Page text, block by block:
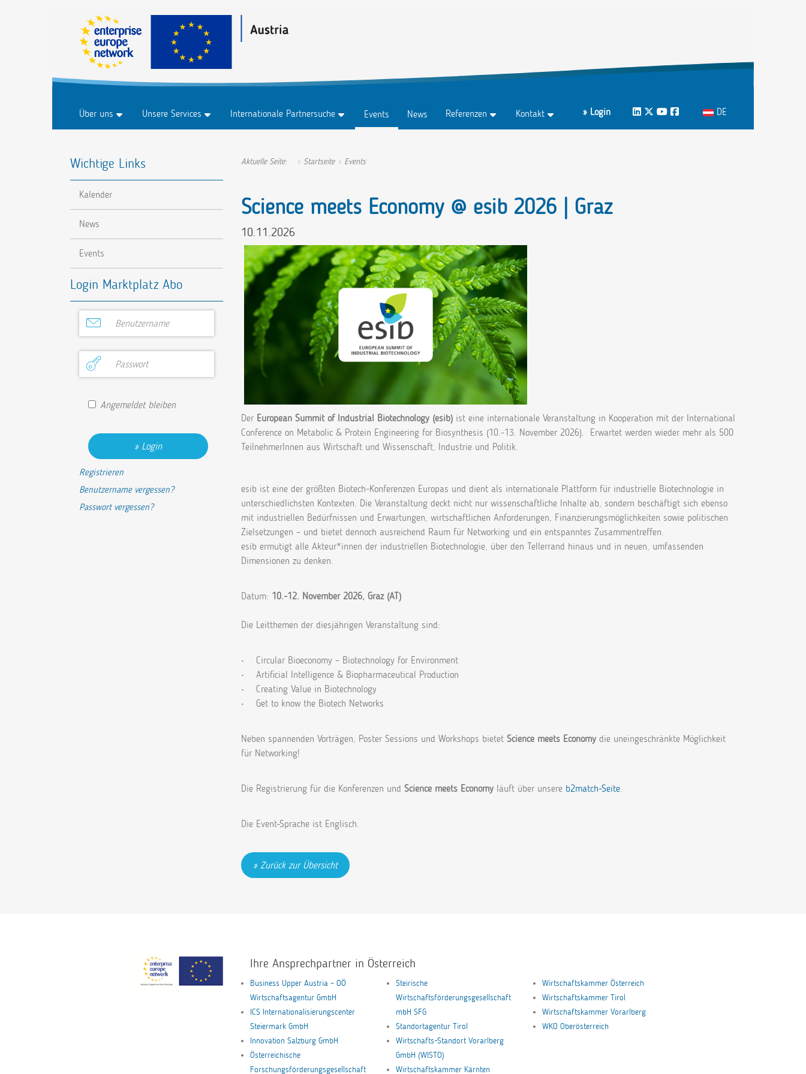
Über uns
FAQ
Unsere Services
Innovation & Technologie
Forschung & Entwicklung
Internationale Partnersuche
Marktplatz Abo
Events News Referenzen Kontakt LinkedIn
Twitter
Youtube
Facebook
» Login
Sprache auswählen
DE
Aktuelle Seite: Startseite Events
Science meets Economy @ esib 2026 | Graz
10.11.2026
Der European Summit of Industrial Biotechnology (esib) ist eine internationale Veranstaltung in Kooperation mit der International
Conference on Metabolic & Protein Engineering for Biosynthesis (10.-13. November 2026). Erwartet werden wieder mehr als 500
TeilnehmerInnen aus Wirtschaft und Wissenschaft, Industrie und Politik.
esib ist eine der größten Biotech‑Konferenzen Europas und dient als internationale Plattform für industrielle Biotechnologie in
unterschiedlichsten Kontexten. Die Veranstaltung deckt nicht nur wissenschaftliche Inhalte ab, sondern beschäftigt sich ebenso
mit industriellen Bedürfnissen und Erwartungen, wirtschaftlichen Anforderungen, Finanzierungsmöglichkeiten sowie politischen
Zielsetzungen – und bietet dennoch ausreichend Raum für Networking und ein entspanntes Zusammentreffen.
esib ermutigt alle Akteur*innen der industriellen Biotechnologie, über den Tellerrand hinaus und in neuen, umfassenden
Dimensionen zu denken.
Datum: 10.-12. November 2026, Graz (AT)
Die Leitthemen der diesjährigen Veranstaltung sind:
• Circular Bioeconomy – Biotechnology for Environment
• Artificial Intelligence & Biopharmaceutical Production
• Creating Value in Biotechnology
• Get to know the Biotech Networks
Neben spannenden Vorträgen, Poster Sessions und Workshops bietet Science meets Economy die uneingeschränkte Möglichkeit
für Networking!
Die Registrierung für die Konferenzen und Science meets Economy läuft über unsere b2match-Seite
Die Event-Sprache ist Englisch.
Zurück zur Übersicht
Wichtige Links
Kalender
News
Events
Login Marktplatz Abo
Angemeldet bleiben
Login
Registrieren
Benutzername vergessen?
Passwort vergessen?
Ihre Ansprechpartner in Österreich
Business Upper Austria – OÖ
Wirtschaftsagentur GmbH
ICS Internationalisierungscenter
Steiermark GmbH
Innovation Salzburg GmbH
Österreichische
Forschungsförderungsgesellschaft
Steirische
Wirtschaftsförderungsgesellschaft
mbH SFG
Standortagentur Tirol
Wirtschafts-Standort Vorarlberg
GmbH (WISTO)
Wirtschaftskammer Kärnten
Wirtschaftskammer Österreich
Wirtschaftskammer Tirol
Wirtschaftskammer Vorarlberg
WKO Oberösterreich